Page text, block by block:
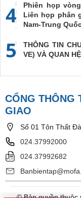
4
Phiên họp
Liên họp phân
Nam-Trung
5
THÔNG TIN
VE) VÀ QUAN
CỔNG THÔNG
GIAO
Số 01 Tôn Thất
024.37992000
024.37992682